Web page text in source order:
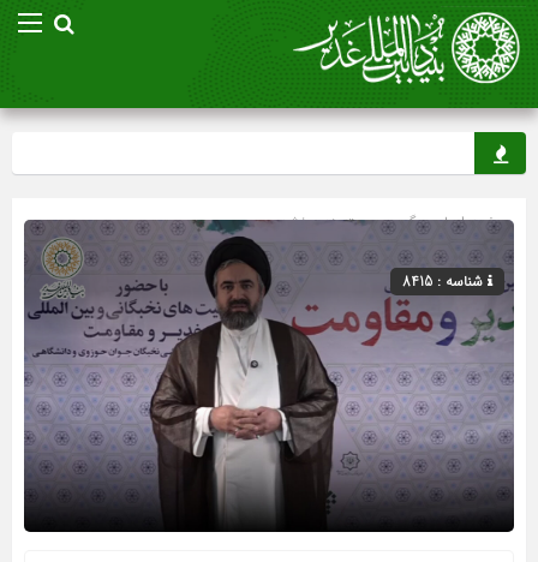
صفحه اصلی» گروه »دسته‌بندی نشده
شناسه : 8415